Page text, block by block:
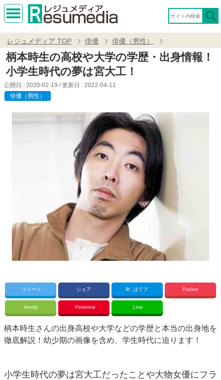
MEN
レジュメディア TOP 俳優 俳優（男性）
柄本時生の高校や大学の学歴・出身情報！
小学生時代の夢は宮大工！
公開日 : 2020-02-19 / 更新日 : 2022-04-11
俳優（男性）
ツイート シェア B! はてブ Pocket
feedly Pinterest Line
柄本時生さんの出身高校や大学などの学歴と本当の出身地を
徹底解説！幼少期の画像を含め、学生時代に迫ります！
小学生時代の夢は宮大工だったことや大物女優にフラ